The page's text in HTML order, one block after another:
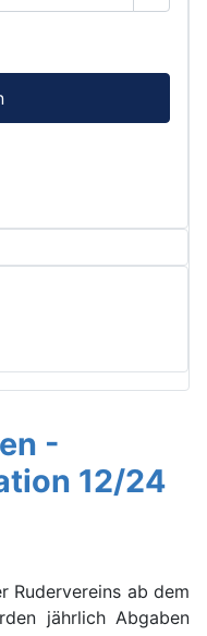
-
12/24
Rudervereins ab dem
jährlich Abgaben